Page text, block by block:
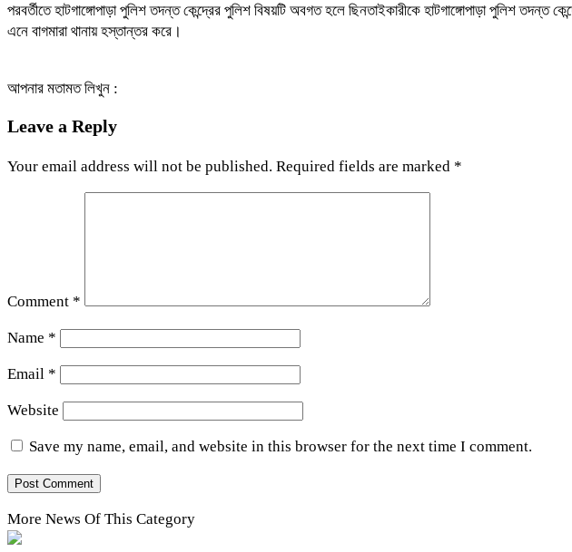
পরবর্তীতে হাটগাঙ্গোপাড়া পুলিশ তদন্ত কেন্দ্রের পুলিশ বিষয়টি অবগত হলে ছিনতাইকারীকে হাটগাঙ্গোপাড়া পুলিশ তদন্ত
এনে বাগমারা থানায় হস্তান্তর করে।
আপনার মতামত লিখুন :
Leave a Reply
Your email address will not be published. Required fields are marked *
Comment *
Name *
Email *
Website
Save my name, email, and website in this browser for the next time I comment.
More News Of This Category